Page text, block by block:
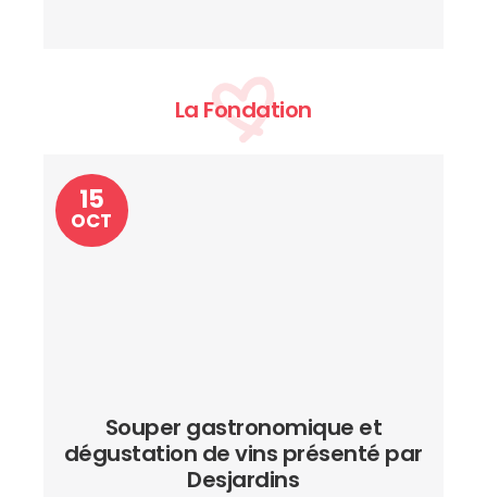
La Fondation
15
OCT
Souper gastronomique et
dégustation de vins présenté par
Desjardins